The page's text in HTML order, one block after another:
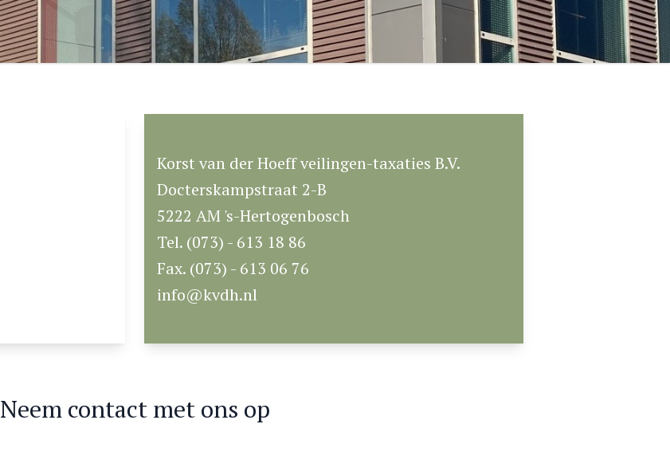
Korst van der Hoeff veilingen-taxaties B.V.
Docterskampstraat 2-B
5222 AM 's-Hertogenbosch
Tel. (073) - 613 18 86
Fax. (073) - 613 06 76
info@kvdh.nl
Neem contact met ons op